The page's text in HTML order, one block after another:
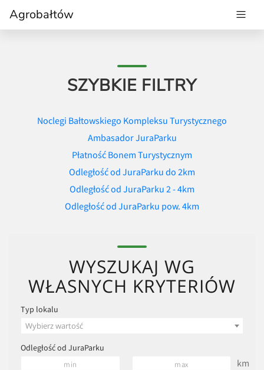
Agrobałtów
SZYBKIE FILTRY
Noclegi Bałtowskiego Kompleksu Turystycznego
Ambasador JuraParku
Płatność Bonem Turystycznym
Odległość od JuraParku do 2km
Odległość od JuraParku 2 - 4km
Odległość od JuraParku pow. 4km
WYSZUKAJ WG
WŁASNYCH KRYTERIÓW
Typ lokalu
Wybierz wartość
Odległość od JuraParku
km